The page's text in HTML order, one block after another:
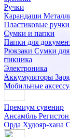
Ручки
Карандаши
Пластиковые ручки
Сумки и папки
Папки для
Рюкзаки Сумки
пикника
Электроника
Аккумуляторы
Мобильные
Подарочные наборы
Бизнес наборы
Наборы из кожи
Наборы с
Наборы с кружками
флешками
Премиум сувенир
Ансамбль Регистон
Орда Худояр-хана